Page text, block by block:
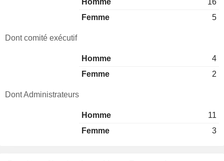
Homme
16
Femme
5
Dont comité exécutif
Homme
4
Femme
2
Dont Administrateurs
Homme
11
Femme
3